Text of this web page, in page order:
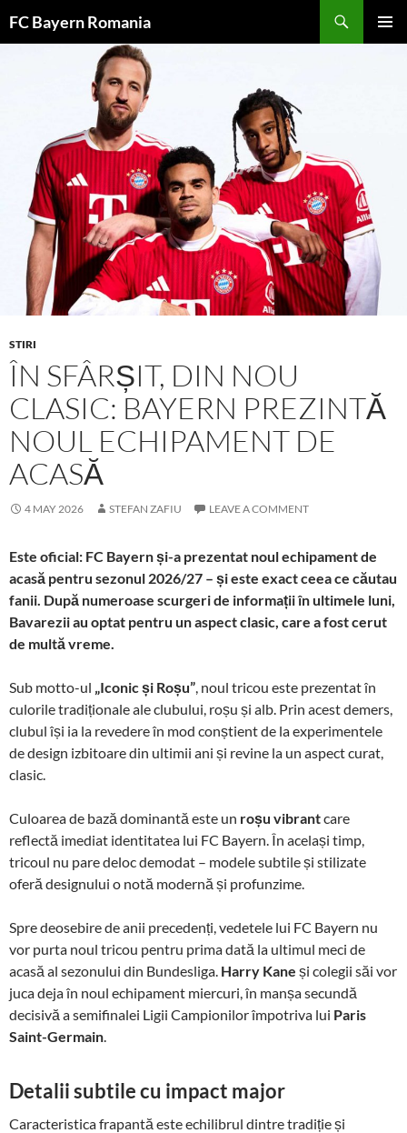
toFC Bayern Romania
STIRI
ÎN SFÂRȘIT, DIN NOU
CLASIC: BAYERN PREZINTĂ
NOUL ECHIPAMENT DE
ACASĂ
4 MAY 2026 STEFAN ZAFIU LEAVE A COMMENT
Este oficial: FC Bayern și-a prezentat noul echipament de
acasă pentru sezonul 2026/27 – și este exact ceea ce căutau
fanii. După numeroase scurgeri de informații în ultimele luni,
Bavarezii au optat pentru un aspect clasic, care a fost cerut
de multă vreme.
Sub motto-ul „Iconic și Roșu” , noul tricou este prezentat în
culorile tradiționale ale clubului, roșu și alb. Prin acest demers,
clubul își ia la revedere în mod conștient de la experimentele
de design izbitoare din ultimii ani și revine la un aspect curat,
clasic.
Culoarea de bază dominantă este un roșu vibrantcare
reflectă imediat identitatea lui FC Bayern. În același timp,
tricoul nu pare deloc demodat – modele subtile și stilizate
oferă designului o notă modernă și profunzime.
Spre deosebire de anii precedenți, vedetele lui FC Bayern nu
vor purta noul tricou pentru prima dată la ultimul meci de
acasă al sezonului din Bundesliga. Harry Kane și colegii săi vor
juca deja în noul echipament miercuri, în manșa secundă
decisivă a semifinalei Ligii Campionilor împotriva lui Paris
Saint-Germain
Detalii subtile cu impact major
Caracteristica frapantă este echilibrul dintre tradiție și